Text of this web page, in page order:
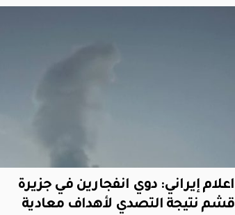
اعلام إيراني: دوي انفجارين في جزيرة
قشم نتيجة التصدي لأهداف معادية